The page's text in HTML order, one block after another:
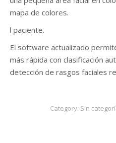
mapa de colores.
l paciente.
El software actualizado
más rápida con clasificación
detección de rasgos faciales
Category: Sin